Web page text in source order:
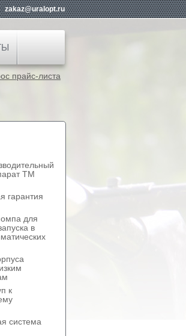
zakaz@uralopt.ru
прайс-листа
TM
гарантия
для
в
к
система